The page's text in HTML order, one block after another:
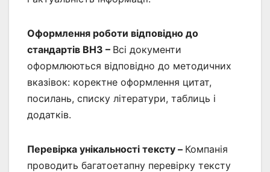
Оформлення роботи відповідно до
стандартів ВНЗ – Всі документи
оформлюються відповідно до методичних
вказівок: коректне оформлення цитат,
посилань, списку літератури, таблиць і
додатків.
Перевірка унікальності тексту – Компанія
проводить багатоетапну перевірку тексту